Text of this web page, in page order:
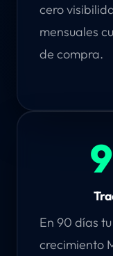
cero
mensuales
de compra.
En 90 días
crecimiento